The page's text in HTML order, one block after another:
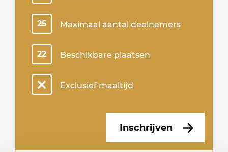
25 Maximaal aantal deelnemers
22 Beschikbare plaatsen
Exclusief maaltijd
Inschrijven